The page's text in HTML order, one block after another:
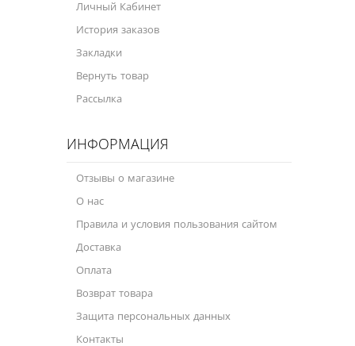
Личный Кабинет
История заказов
Закладки
Вернуть товар
Рассылка
ИНФОРМАЦИЯ
Отзывы о магазине
О нас
Правила и условия пользования сайтом
Доставка
Оплата
Возврат товара
Защита персональных данных
Контакты